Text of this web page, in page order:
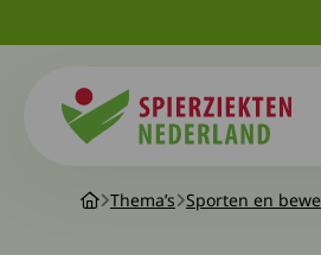
Thema’s Sporten en